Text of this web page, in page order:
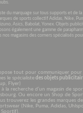
du marquage sur tous supports et de
de sports collectif Adidas, Nike,
Asics, Babolat, Yonex. Objets
également une gamme de
nos magasins des corners spécialisés
tout pour communiquer
le spécialistedes objets
Flyer)
la recherche d’un magasin de
Ou encore un Shop de
trouverez les grandes marques
(Nike, Puma, Adidas,